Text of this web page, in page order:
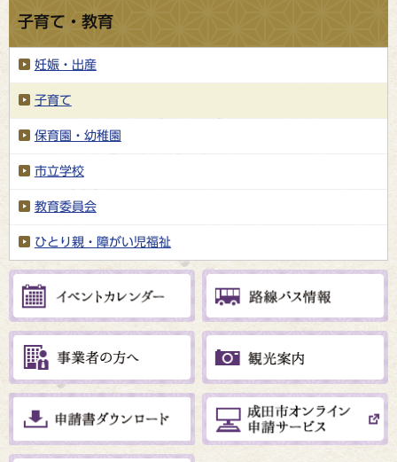
子育て・教育
妊娠・出産
子育て
保育園・幼稚園
市立学校
教育委員会
ひとり親・障がい児福祉